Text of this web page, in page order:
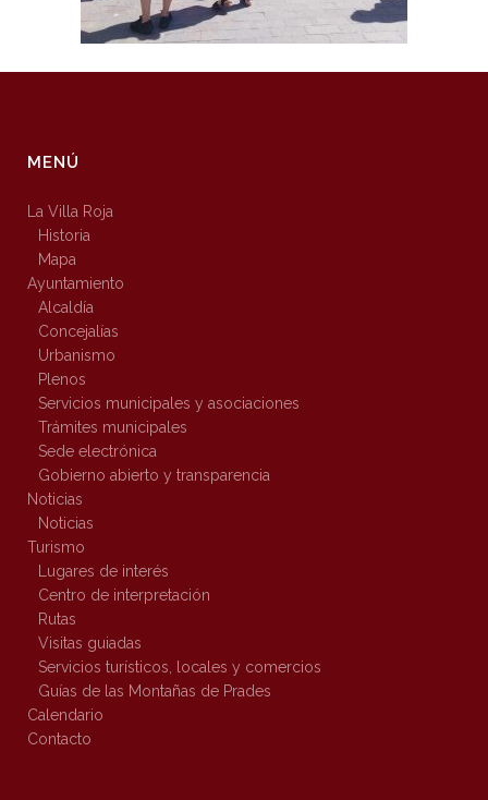
MENÚ
La Villa Roja
Historia
Mapa
Ayuntamiento
Alcaldía
Concejalías
Urbanismo
Plenos
Servicios municipales y asociaciones
Trámites municipales
Sede electrónica
Gobierno abierto y transparencia
Noticias
Noticias
Turismo
Lugares de interés
Centro de interpretación
Rutas
Visitas guiadas
Servicios turísticos, locales y comercios
Guías de las Montañas de Prades
Calendario
Contacto